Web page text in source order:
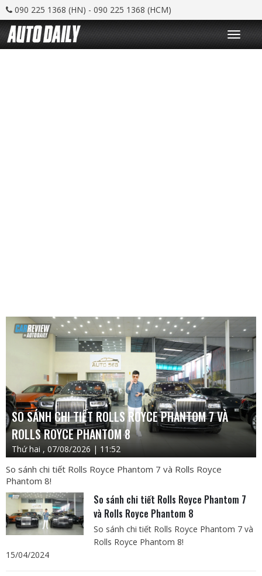
090 225 1368 (HN) - 090 225 1368 (HCM)
T
o
g
SO SÁNH CHI TIẾT ROLLS ROYCE PHANTOM 7 VÀ
ROLLS ROYCE PHANTOM 8
Thứ hai , 07/08/2026 | 11:52
So sánh chi tiết Rolls Royce Phantom 7 và Rolls Royce
Phantom 8!
So sánh chi tiết Rolls Royce Phantom 7
và Rolls Royce Phantom 8
So sánh chi tiết Rolls Royce Phantom 7 và
Rolls Royce Phantom 8!
15/04/2024